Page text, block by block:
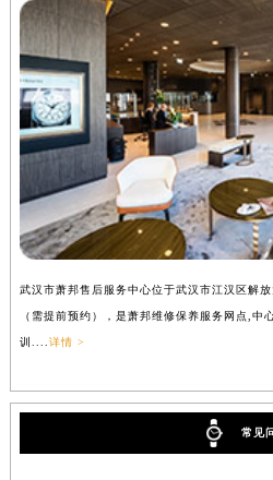
武汉市萧邦售后服务中心位于武汉市江汉区解
（需提前预约），是萧邦维修保养服务网点,中
训.... 详情 >
常见